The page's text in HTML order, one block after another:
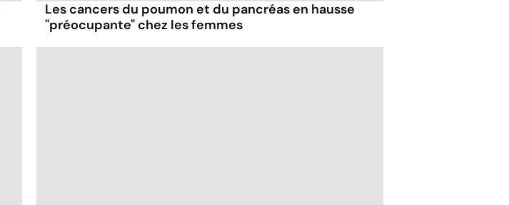
Les cancers du poumon et du pancréas en hausse
"préocupante" chez les femmes